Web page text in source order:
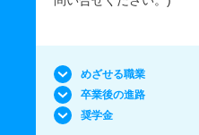
めざせる職業
卒業後の進路
奨学金